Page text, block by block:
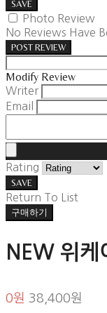
SAVE
Photo Review
No Reviews Have
POST REVIEW
Modify Review
Writer
Email
Rating
SAVE
Return To List
구매하기
NEW 위케
0원 38,400원